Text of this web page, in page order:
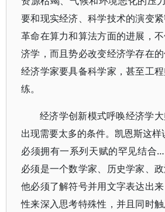
要和现实经济、科学技术的演变
革命在算力和算法方面的进展，
济学，而且势必改变经济学存在的
经济学家要具备科学家，甚至工
练。
经济学创新模式呼唤经济学
出现需要太多的条件。凯恩斯这样
必须拥有一系列天赋的罕见结合
必须是一个数学家、历史学家、政
他必须了解符号并用文字表达出
性来深入思考特殊性，并且同时